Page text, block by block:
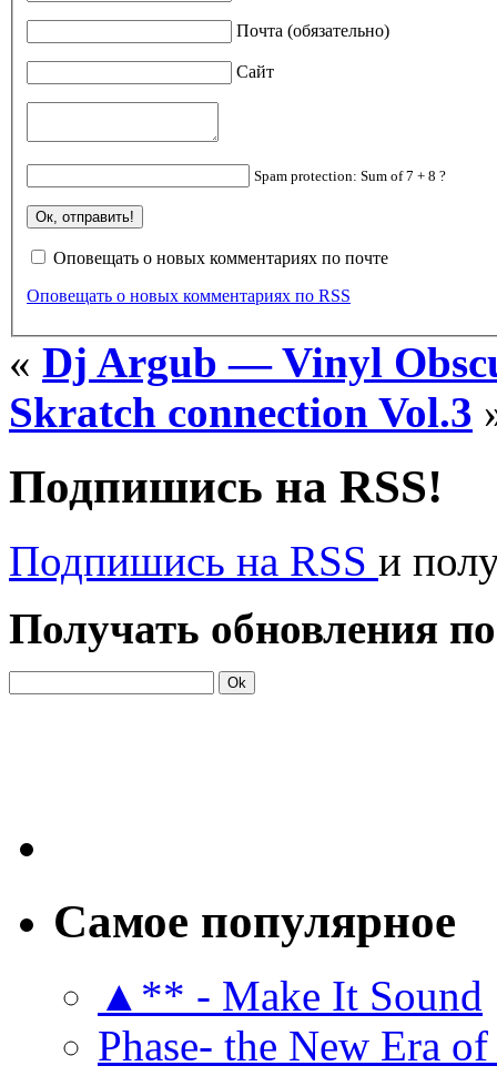
Почта (обязательно)
Сайт
Spam protection: Sum of 7 + 8 ?
Оповещать о новых комментариях по почте
Оповещать о новых комментариях по RSS
« Dj Argub — Vinyl
Skratch connection Vol.3
Подпишись на RSS!
Подпишись на RSS и
Получать обновления
Самое популярное
▲** - Make It Sound
Phase- the New Era